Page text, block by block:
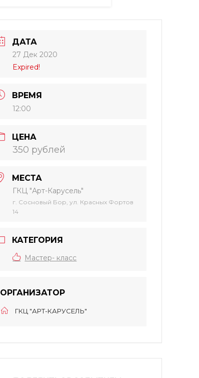
ДАТА
27 Дек 2020
Expired!
ВРЕМЯ
12:00
ЦЕНА
350 рублей
МЕСТА
ГКЦ "Арт-Карусель"
г. Сосновый Бор, ул. Красных Фортов
14
КАТЕГОРИЯ
Мастер- класс
ОРГАНИЗАТОР
ГКЦ "АРТ-КАРУСЕЛЬ"